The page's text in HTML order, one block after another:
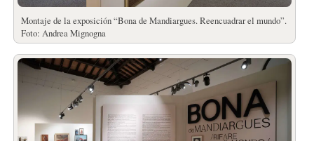
Montaje de la exposición “Bona de Mandiargues. Reencuadrar el mundo”.
Foto: Andrea Mignogna